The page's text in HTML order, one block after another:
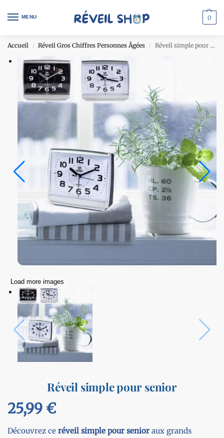
MENU 0
Accueil / Réveil Gros Chiffres Personnes Âgées / Réveil simple pour senior
Load more images
Réveil simple pour senior
25,99 €
Découvrez ce réveil simple pour senior aux grands